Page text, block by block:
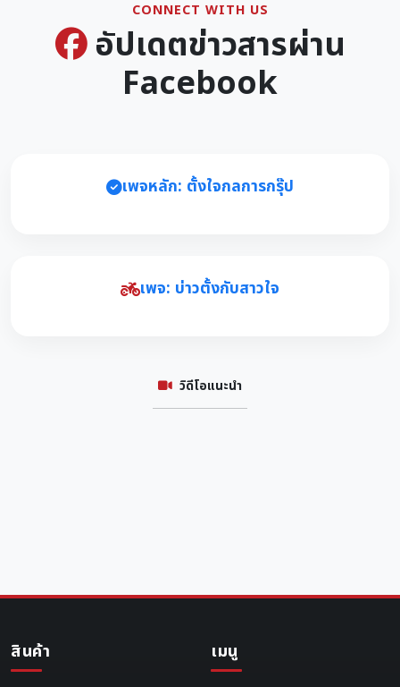
CONNECT WITH US
อัปเดตข่าวสารผ่าน
Facebook
เพจหลัก: ตั้งใจกลการกรุ๊ป
เพจ: บ่าวตั้งกับสาวใจ
วิดีโอแนะนำ
สินค้า เมนู